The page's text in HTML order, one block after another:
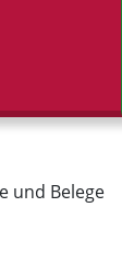
und Belege